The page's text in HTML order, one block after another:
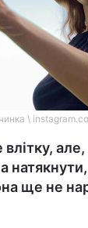
\
ще не